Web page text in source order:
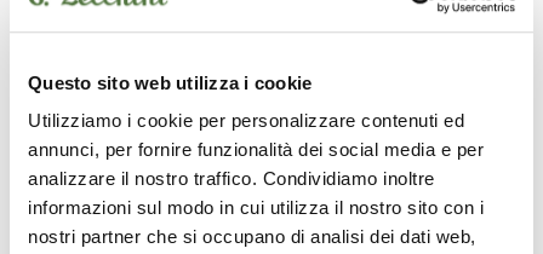
Questo sito web utilizza i cookie
Utilizziamo i cookie per personalizzare contenuti ed
annunci, per fornire funzionalità dei social media e per
analizzare il nostro traffico. Condividiamo inoltre
informazioni sul modo in cui utilizza il nostro sito con i
nostri partner che si occupano di analisi dei dati web,